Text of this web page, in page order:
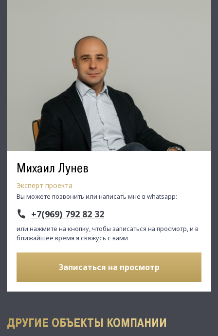
Михаил Лунев
Эксперт проекта
Вы можете позвонить или написать мне в whatsapp:
+7(969) 792 82 32
или нажмите на кнопку, чтобы записаться на просмотр, и в
ближайшее время я свяжусь с вами
Записаться на просмотр
ДРУГИЕ ОБЪЕКТЫ КОМПАНИИ